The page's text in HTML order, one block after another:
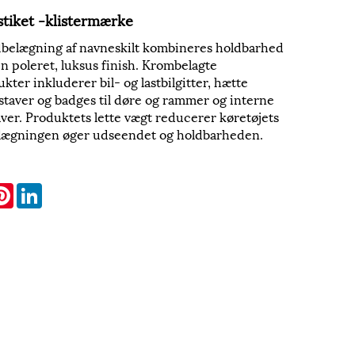
-klistermærke
af navneskilt kombineres holdbarhed
poleret, luksus finish. Krombelagte
inkluderer bil- og lastbilgitter, hætte
og badges til døre og rammer og interne
Produktets lette vægt reducerer køretøjets
øger udseendet og holdbarheden.
PinterestLinkedIn